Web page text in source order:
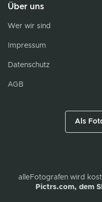
Über uns
Wer wir sind
Impressum
Datenschutz
AGB
Als
alleFotografenwird
Pictrs.com, dem